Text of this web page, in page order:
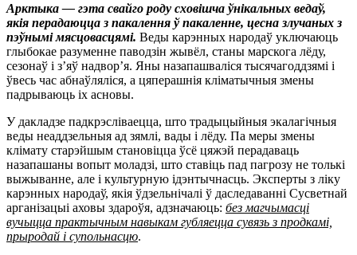
Арктыка — гэта свайго роду сховішча ўнікальных ведаў,
якія перадаюцца з пакалення ў пакаленне, цесна злучаных з
пэўнымі мясцовасцямі. Веды карэнных народаў уключаюць
глыбокае разуменне паводзін жывёл, станы марскога лёду,
сезонаў і з’яў надвор’я. Яны назапашваліся тысячагоддзямі і
ўвесь час абнаўляліся, а цяперашнія кліматычныя змены
падрываюць іх асновы.
У дакладзе падкрэсліваецца, што традыцыйныя экалагічныя
веды неаддзельныя ад зямлі, вады і лёду. Па меры змены
клімату старэйшым становіцца ўсё цяжэй перадаваць
назапашаны вопыт моладзі, што ставіць пад пагрозу не толькі
выжыванне, але і культурную ідэнтычнасць. Эксперты з ліку
карэнных народаў, якія ўдзельнічалі ў даследаванні Сусветнай
арганізацыі аховы здароўя, адзначаюць: без магчымасці
вучыцца практычным навыкам губляецца сувязь з продкамі,
прыродай і супольнасцю.